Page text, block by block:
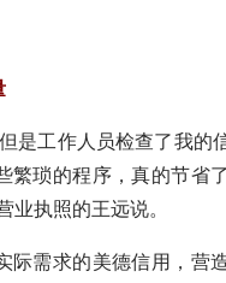
工作人员检查了我的
繁琐的程序，真的节省
业执照的王远说。
需求的美德信用，营